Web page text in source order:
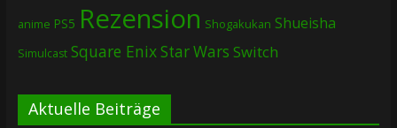
anime PS5 Rezension Shogakukan Shueisha
Simulcast Square EnixStar Wars Switch
Aktuelle Beiträge